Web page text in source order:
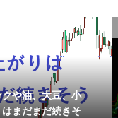
や油、大豆、小
まだまだ続きそ